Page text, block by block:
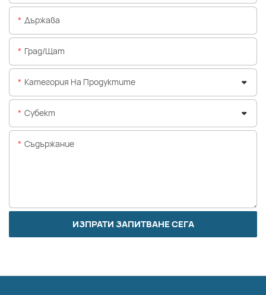
Държава
Град/щат
Категория На Продуктите
Субект
Съдържание
ИЗПРАТИ ЗАПИТВАНЕ СЕГА